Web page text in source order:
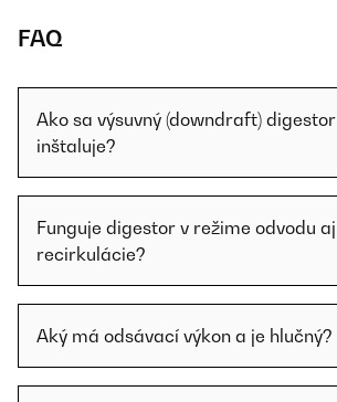
FAQ
Ako sa výsuvný (downdraft) digestor
inštaluje?
Funguje digestor v režime odvodu aj
recirkulácie?
Aký má odsávací výkon a je hlučný?